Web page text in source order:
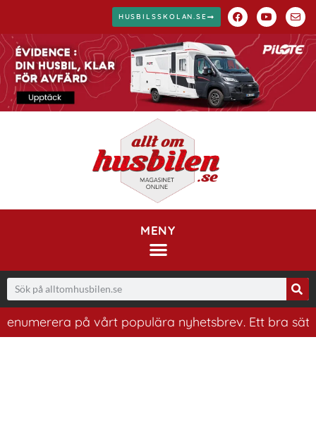
HUSBILSSKOLAN.SE
MENY
på vårt populära nyhetsbrev. Ett bra sätt att